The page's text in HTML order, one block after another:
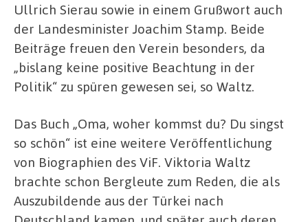
Ullrich Sierau sowie in einem Grußwort auch
der Landesminister Joachim Stamp. Beide
Beiträge freuen den Verein besonders, da
„bislang keine positive Beachtung in der
Politik“ zu spüren gewesen sei, so Waltz.
Das Buch „Oma, woher kommst du? Du singst
so schön“ ist eine weitere Veröffentlichung
von Biographien des ViF. Viktoria Waltz
brachte schon Bergleute zum Reden, die als
Auszubildende aus der Türkei nach